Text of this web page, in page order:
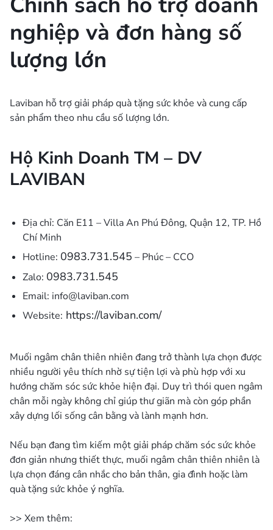
nghiệp và đơn hàng số
lượng lớn
Laviban hỗ trợ giải pháp quà tặng sức khỏe và cung cấp
sản phẩm theo nhu cầu số lượng lớn.
Hộ Kinh Doanh TM – DV
LAVIBAN
Địa chỉ: Căn E11 – Villa An Phú Đông, Quận 12, TP. Hồ
Chí Minh
Hotline: 0983.731.545 – Phúc – CCO
Zalo: 0983.731.545
Email: info@laviban.com
Website: https://laviban.com/
Muối ngâm chân thiên nhiên đang trở thành lựa chọn được
nhiều người yêu thích nhờ sự tiện lợi và phù hợp với xu
hướng chăm sóc sức khỏe hiện đại. Duy trì thói quen ngâm
chân mỗi ngày không chỉ giúp thư giãn mà còn góp phần
xây dựng lối sống cân bằng và lành mạnh hơn.
Nếu bạn đang tìm kiếm một giải pháp chăm sóc sức khỏe
đơn giản nhưng thiết thực, muối ngâm chân thiên nhiên là
lựa chọn đáng cân nhắc cho bản thân, gia đình hoặc làm
quà tặng sức khỏe ý nghĩa.
>> Xem thêm: